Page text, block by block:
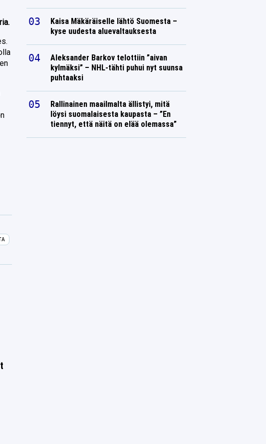
Kaisa Mäkäräiselle lähtö Suomesta –
kyse uudesta aluevaltauksesta
Aleksander Barkov telottiin ”aivan
kylmäksi” – NHL-tähti puhui nyt suunsa
puhtaaksi
Rallinainen maailmalta ällistyi, mitä
löysi suomalaisesta kaupasta – ”En
tiennyt, että näitä on elää olemassa”